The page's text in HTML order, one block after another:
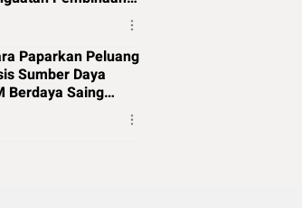
Paparkan Peluang
Sumber Daya
Berdaya Saing